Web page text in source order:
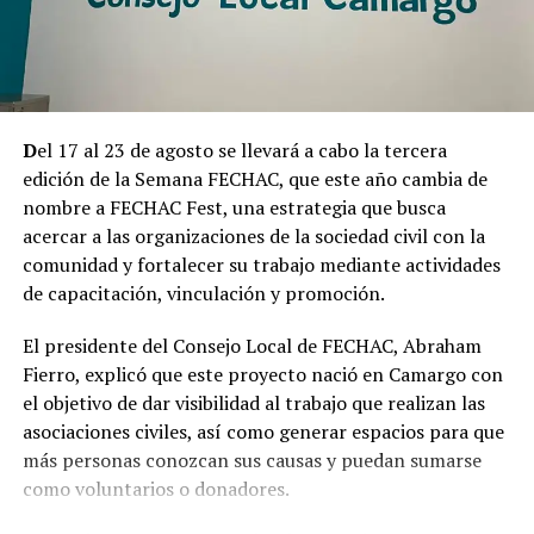
ampliación que busca mejorar la capacidad y calidad de
la atención que brinda el Centro Avanzado de Salud de
Camargo.
Del 17 al 23 de agosto se llevará a cabo la tercera
edición de la Semana FECHAC, que este año cambia de
nombre a FECHAC Fest, una estrategia que busca
acercar a las organizaciones de la sociedad civil con la
comunidad y fortalecer su trabajo mediante actividades
de capacitación, vinculación y promoción.
El presidente del Consejo Local de FECHAC, Abraham
Fierro, explicó que este proyecto nació en Camargo con
el objetivo de dar visibilidad al trabajo que realizan las
asociaciones civiles, así como generar espacios para que
más personas conozcan sus causas y puedan sumarse
como voluntarios o donadores.